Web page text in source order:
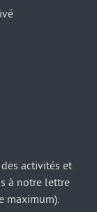
activités et
à notre lettre
maximum).